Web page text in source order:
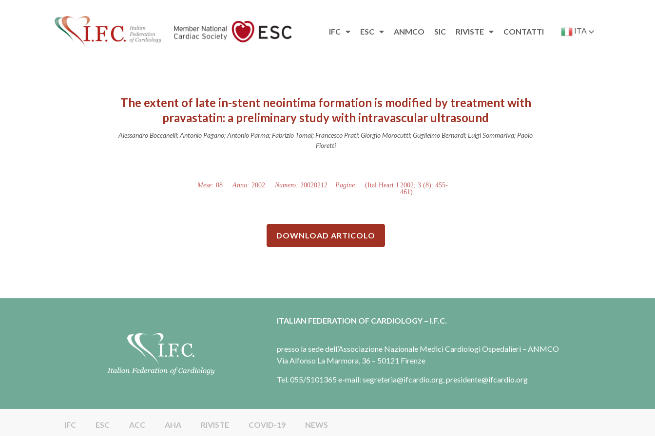
IFC ESC ANMCO SIC RIVISTE CONTATTI ITA
The extent of late in-stent neointima formation is modified by treatment with
pravastatin: a preliminary study with intravascular ultrasound
Alessandro Boccanelli; Antonio Pagano; Antonio Parma; Fabrizio Tomai; Francesco Prati; Giorgio Morocutti; Guglielmo Bernardi; Luigi Sommariva; Paolo
Fioretti
Mese: 08 Anno: 2002 Numero: 20020212 Pagine:
(Ital Heart J 2002; 3 (8): 455-
461)
DOWNLOAD ARTICOLO
ITALIAN FEDERATION OF CARDIOLOGY – I.F.C.
presso la sede dell’Associazione Nazionale Medici Cardiologi Ospedalieri – ANMCO
Via Alfonso La Marmora, 36 – 50121 Firenze
Tel. 055/5101365 e-mail: segreteria@ifcardio.org, presidente@ifcardio.org
IFC ESC ACC AHA RIVISTE COVID-19 NEWS